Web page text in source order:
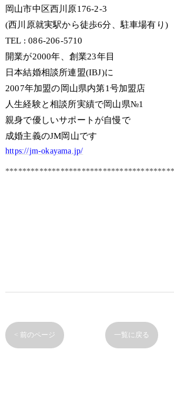
岡山市中区西川原176-2-3
(西川原就実駅から徒歩6分、駐車場有り)
TEL : 086-206-5710
開業が2000年、創業23年目
日本結婚相談所連盟(IBJ)に
2007年加盟の岡山県内第1号加盟店
人生経験と相談所実績で岡山県№1
親身で優しいサポートが自慢で
成婚主義のJM岡山です
https://jm-okayama.jp/
< 前のページ 一覧に戻る